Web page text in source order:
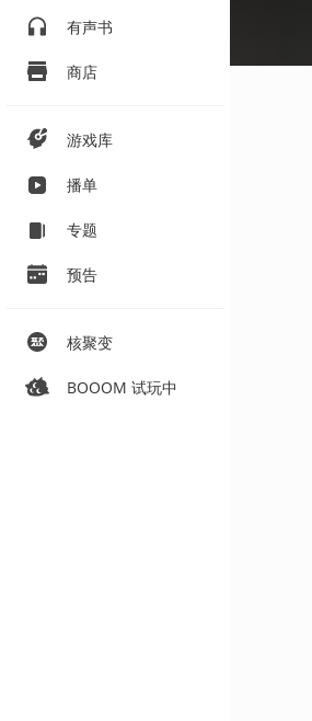
有声书
商店
游戏库
播单
专题
预告
核聚变
BOOOM 试玩中